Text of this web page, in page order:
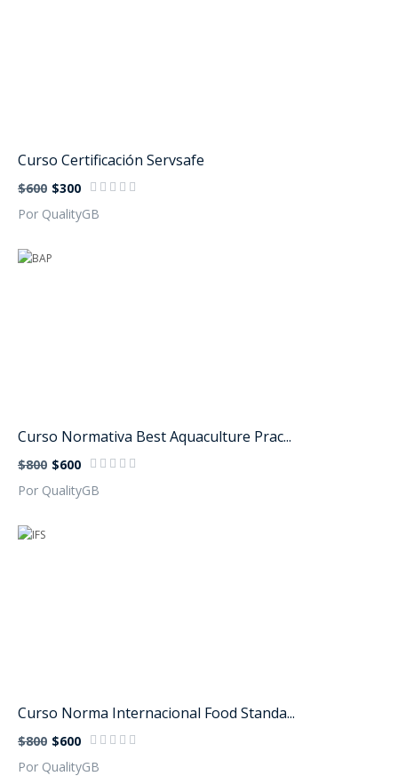
Curso Certificación Servsafe
$600 $300
Por QualityGB
Curso Normativa Best Aquaculture Prac...
$800 $600
Por QualityGB
Curso Norma Internacional Food Standa...
$800 $600
Por QualityGB